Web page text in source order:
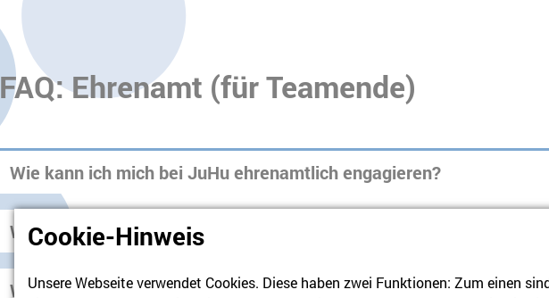
FAQ: Ehrenamt (für Teamende)
Wie kann ich mich bei JuHu ehrenamtlich engagieren?
Wie bewerbe ich mich als Teamer*in bei JuHu?
Welche Qualifikation benötige ich, um als Teamer*in bei JuHu tätig
Cookie-Hinweis
Unsere Webseite verwendet Cookies. Diese haben zwei Funktionen: Zum einen